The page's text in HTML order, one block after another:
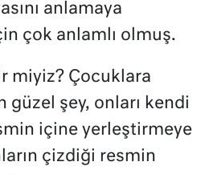
anlamaya
çok anlamlı olmuş.
miyiz? Çocuklara
güzel şey, onları kendi
içine yerleştirmeye
çizdiği resmin